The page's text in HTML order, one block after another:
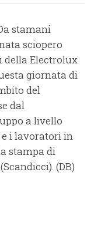
stamani
sciopero
della Electrolux
giornata di
del
dal
a livello
e i lavoratori in
stampa di
(DB)